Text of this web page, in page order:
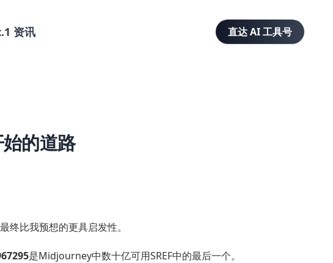
资讯 直达 AI 工具号
的道路
比我预想的更具启发性。
是Midjourney中数十亿可用SREF中的最后一个。